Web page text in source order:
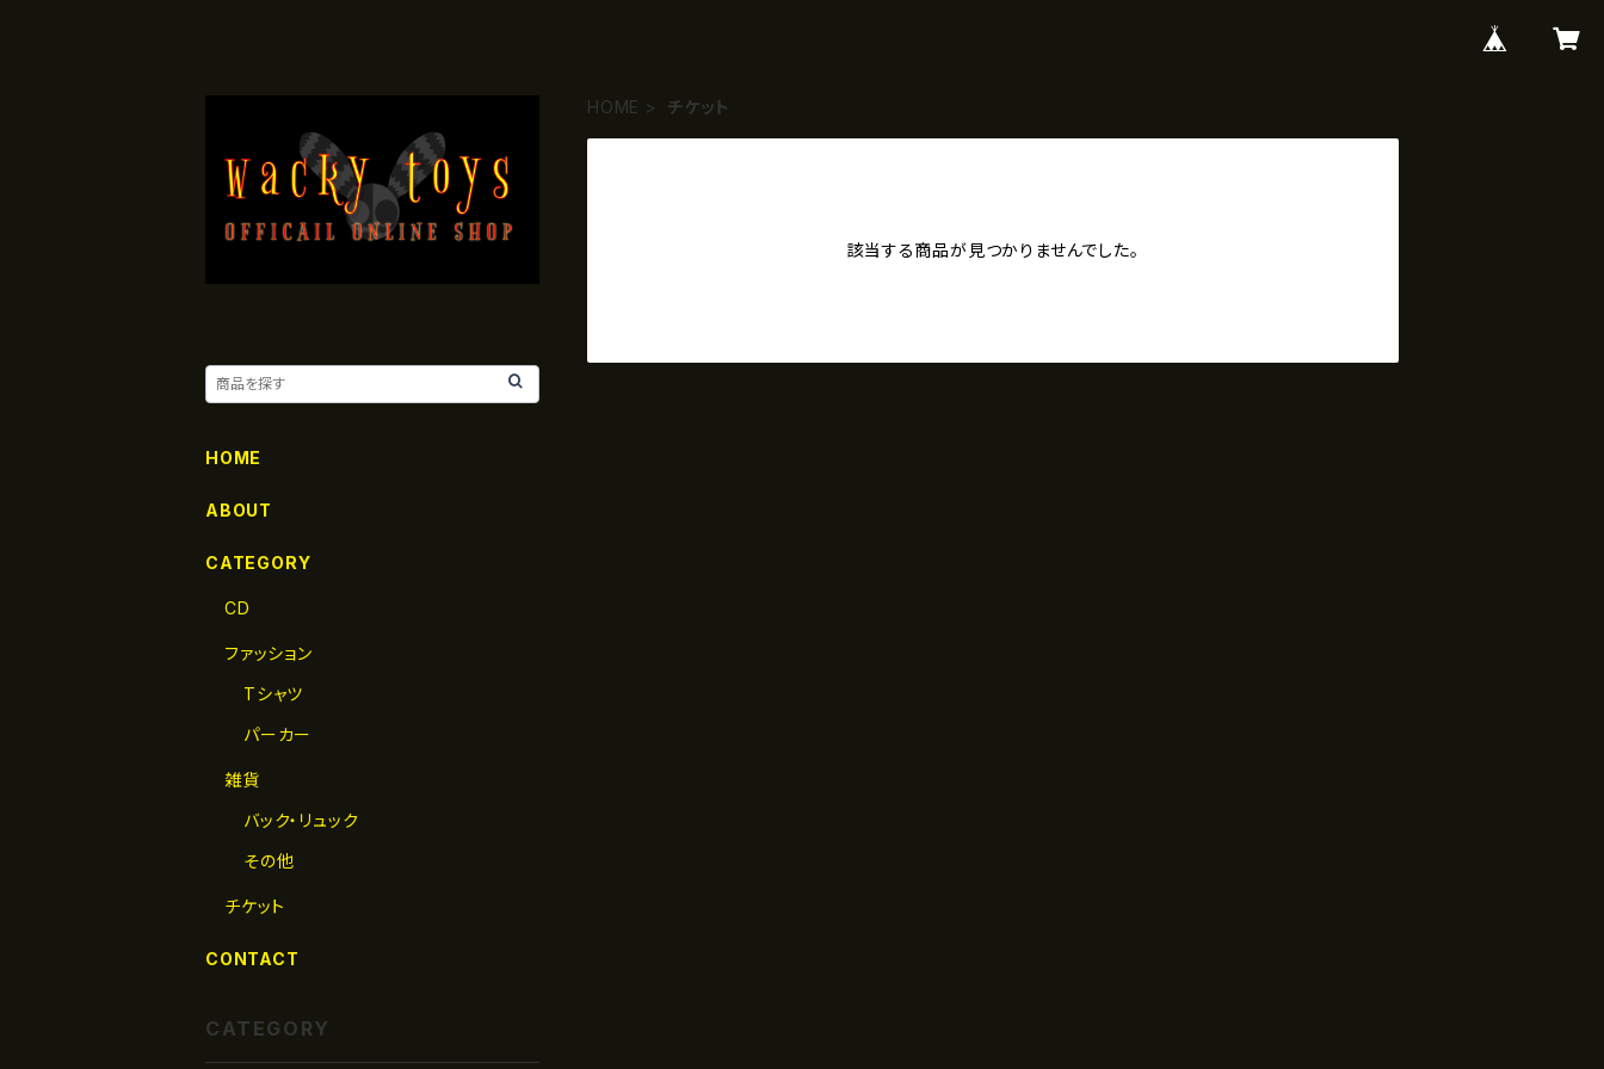
HOME チケット
該当する商品が見つかりませんでした。
HOME
ABOUT
CATEGORY
CD
ファッション
Tシャツ
パーカー
雑貨
バック・リュック
その他
チケット
CONTACT
CATEGORY